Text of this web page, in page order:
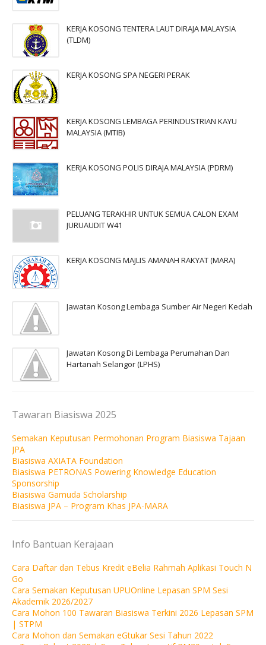
KERJA KOSONG TENTERA LAUT DIRAJA MALAYSIA
(TLDM)
KERJA KOSONG SPA NEGERI PERAK
KERJA KOSONG LEMBAGA PERINDUSTRIAN KAYU
MALAYSIA (MTIB)
KERJA KOSONG POLIS DIRAJA MALAYSIA (PDRM)
PELUANG TERAKHIR UNTUK SEMUA CALON EXAM
JURUAUDIT W41
KERJA KOSONG MAJLIS AMANAH RAKYAT (MARA)
Jawatan Kosong Lembaga Sumber Air Negeri Kedah
Jawatan Kosong Di Lembaga Perumahan Dan
Hartanah Selangor (LPHS)
Tawaran Biasiswa 2025
Semakan Keputusan Permohonan Program Biasiswa Tajaan
JPA
Biasiswa AXIATA Foundation
Biasiswa PETRONAS Powering Knowledge Education
Sponsorship
Biasiswa Gamuda Scholarship
Biasiswa JPA – Program Khas JPA-MARA
Info Bantuan Kerajaan
Cara Daftar dan Tebus Kredit eBelia Rahmah Aplikasi Touch N
Go
Cara Semakan Keputusan UPUOnline Lepasan SPM Sesi
Akademik 2026/2027
Cara Mohon 100 Tawaran Biasiswa Terkini 2026 Lepasan SPM
| STPM
Cara Mohon dan Semakan eGtukar Sesi Tahun 2022